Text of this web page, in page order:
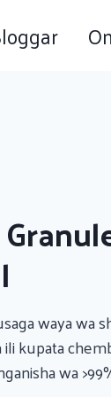
waya wa
kupata
wa